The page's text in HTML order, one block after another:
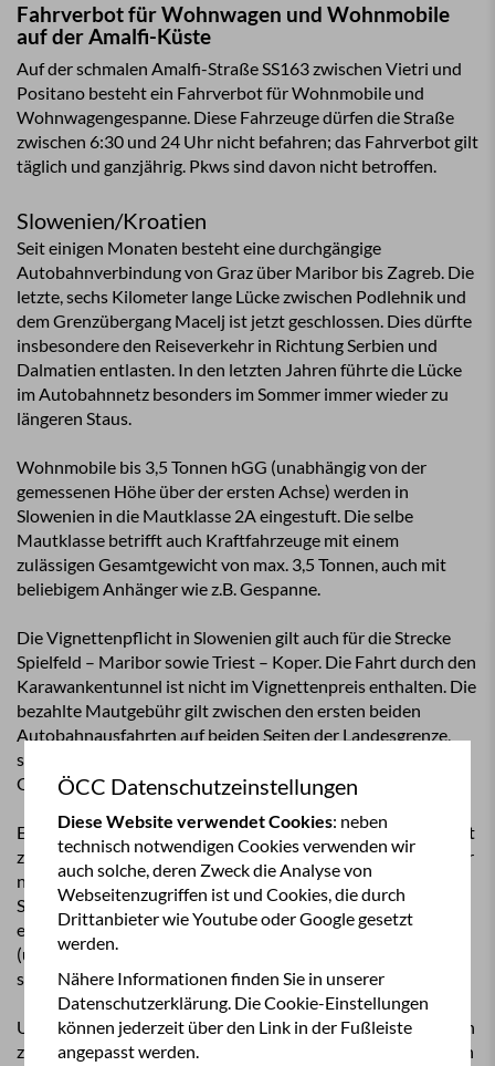
Fahrverbot für Wohnwagen und Wohnmobile
auf der Amalfi-Küste
Auf der schmalen Amalfi-Straße SS163 zwischen Vietri und
Positano besteht ein Fahrverbot für Wohnmobile und
Wohnwagengespanne. Diese Fahrzeuge dürfen die Straße
zwischen 6:30 und 24 Uhr nicht befahren; das Fahrverbot gilt
täglich und ganzjährig. Pkws sind davon nicht betroffen.
Slowenien/Kroatien
Seit einigen Monaten besteht eine durchgängige
Autobahnverbindung von Graz über Maribor bis Zagreb. Die
letzte, sechs Kilometer lange Lücke zwischen Podlehnik und
dem Grenzübergang Macelj ist jetzt geschlossen. Dies dürfte
insbesondere den Reiseverkehr in Richtung Serbien und
Dalmatien entlasten. In den letzten Jahren führte die Lücke
im Autobahnnetz besonders im Sommer immer wieder zu
längeren Staus.
Wohnmobile bis 3,5 Tonnen hGG (unabhängig von der
gemessenen Höhe über der ersten Achse) werden in
Slowenien in die Mautklasse 2A eingestuft. Die selbe
Mautklasse betrifft auch Kraftfahrzeuge mit einem
zulässigen Gesamtgewicht von max. 3,5 Tonnen, auch mit
beliebigem Anhänger wie z.B. Gespanne.
Die Vignettenpflicht in Slowenien gilt auch für die Strecke
Spielfeld – Maribor sowie Triest – Koper. Die Fahrt durch den
Karawankentunnel ist nicht im Vignettenpreis enthalten. Die
bezahlte Mautgebühr gilt zwischen den ersten beiden
Autobahnausfahrten auf beiden Seiten der Landesgrenze,
somit ist die Fahrt bis zur ersten Abfahrt Hrusica und in die
Gegenrichtung (Rosenbach) auch ohne Vignette zulässig.
Eine großräumige Alternative (um sich die slowenische Maut
zu ersparen) über Mureck (über Lenart) nach Ptuj und weiter
nach Kroatien, wird vom ÖAMTC aufgrund der schmalen
Straßen weder für Wohnwagen noch für Gespanne
empfohlen. Möglich ist die Route über Bad Radkersburg
(über Ljutomer) nach Ormoz, hier ist jedoch der Zeitverlust
sehr hoch (gute 1,5 Stunden bei Wien - Split).
Um mautfrei von Triest zu den slowenischen Küstengebieten
zu gelangen, sollte man ortskundig sein. Alternative Strecken
ÖCC Datenschutzeinstellungen
Diese Website verwendet Cookies: neben
technisch notwendigen Cookies verwenden wir
auch solche, deren Zweck die Analyse von
Webseitenzugriffen ist und Cookies, die durch
Drittanbieter wie Youtube oder Google gesetzt
werden.
Nähere Informationen finden Sie in unserer
Datenschutzerklärung. Die Cookie-Einstellungen
können jederzeit über den Link in der Fußleiste
angepasst werden.